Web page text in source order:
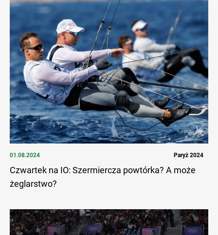
01.08.2024 Paryż 2024
Czwartek na IO: Szermiercza powtórka? A może
żeglarstwo?